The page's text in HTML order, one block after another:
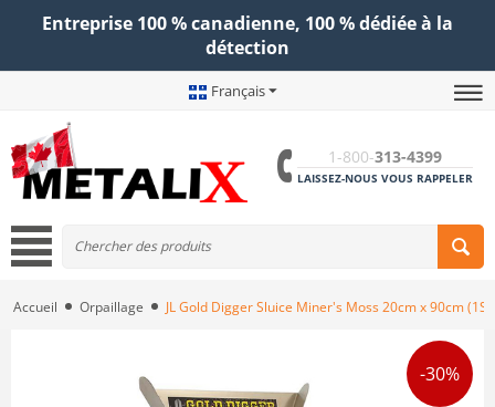
Entreprise 100 % canadienne, 100 % dédiée à la
détection
Français
1-800-313-4399
LAISSEZ-NOUS VOUS RAPPELER
Accueil Orpaillage JL Gold Digger Sluice Miner's Moss 20cm x 90cm
-30%